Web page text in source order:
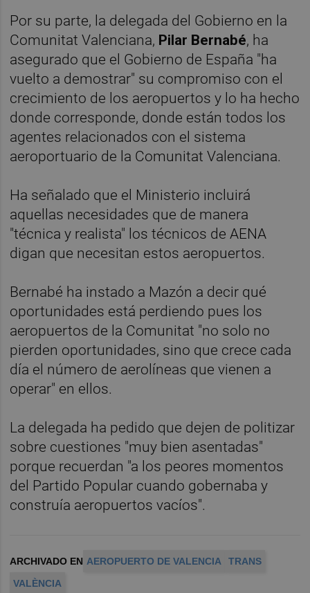
Por su parte, la delegada del Gobierno en la
Comunitat Valenciana, Pilar Bernabé, ha
asegurado que el Gobierno de España "ha
vuelto a demostrar" su compromiso con el
crecimiento de los aeropuertos y lo ha hecho
donde corresponde, donde están todos los
agentes relacionados con el sistema
aeroportuario de la Comunitat Valenciana.
Ha señalado que el Ministerio incluirá
aquellas necesidades que de manera
"técnica y realista" los técnicos de AENA
digan que necesitan estos aeropuertos.
Bernabé ha instado a Mazón a decir qué
oportunidades está perdiendo pues los
aeropuertos de la Comunitat "no solo no
pierden oportunidades, sino que crece cada
día el número de aerolíneas que vienen a
operar" en ellos.
La delegada ha pedido que dejen de politizar
sobre cuestiones "muy bien asentadas"
porque recuerdan "a los peores momentos
del Partido Popular cuando gobernaba y
construía aeropuertos vacíos".
ARCHIVADO EN AEROPUERTO DE VALENCIA
TRANS
VALÈNCIA